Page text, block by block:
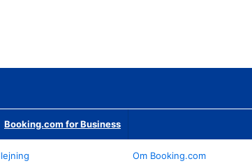
Booking.com for Business
Om Booking.com